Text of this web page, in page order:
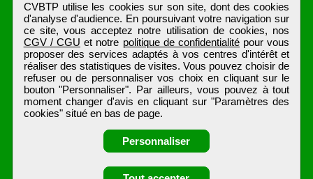
Obtenir ses
CVBTP utilise les cookies sur son site, dont des cookies
d'analyse d'audience. En poursuivant votre navigation sur
ce site, vous acceptez notre utilisation de cookies, nos
CGV / CGU et notre politique de confidentialité pour vous
proposer des services adaptés à vos centres d'intérêt et
réaliser des statistiques de visites. Vous pouvez choisir de
refuser ou de personnaliser vos choix en cliquant sur le
bouton "Personnaliser". Par ailleurs, vous pouvez à tout
moment changer d'avis en cliquant sur "Paramètres des
cookies" situé en bas de page.
Personnaliser